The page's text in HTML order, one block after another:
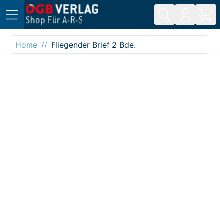
Direkt zum Inhalt
Home
Fliegender Brief 2 Bde.